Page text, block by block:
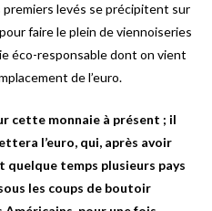
premiers levés se précipitent sur
faire le plein de viennoiseries
éco-responsable dont on vient
de l’euro.
cette monnaie à présent ; il
l’euro, qui, après avoir
quelque temps plusieurs pays
les coups de boutoir